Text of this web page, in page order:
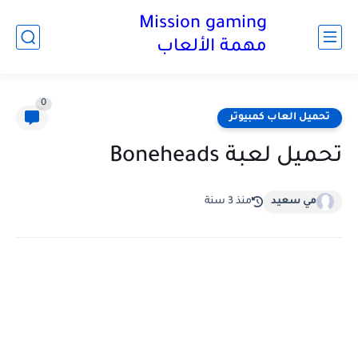
Mission gaming
مهمة الألعاب
تحميل العاب كمبيوتر
0
تحميل لعبة Boneheads
مي سعيد منذ 3 سنة